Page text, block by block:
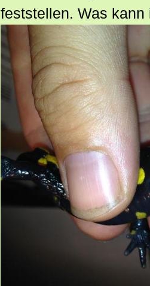
feststellen. Was kann